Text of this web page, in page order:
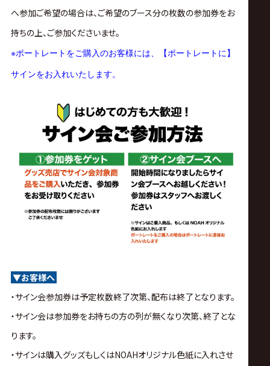
へ参加ご希望の場合は、ご希望のブース分の枚数の参加券をお
持ちの上、ご参加くださいませ。
※ポートレートをご購入のお客様には、【ポートレートに】
サインをお入れいたします。
▼お客様へ
・サイン会参加券は予定枚数終了次第、配布は終了となります。
・サイン会は参加券をお持ちの方の列が無くなり次第、終了とな
ります。
・サインは購入グッズもしくはNOAHオリジナル色紙に入れさせ